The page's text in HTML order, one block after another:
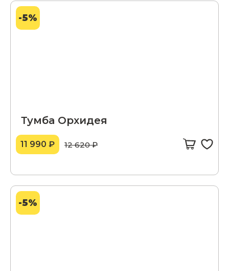
-5%
Тумба Орхидея
11 990 ₽ 12 620 ₽
-5%